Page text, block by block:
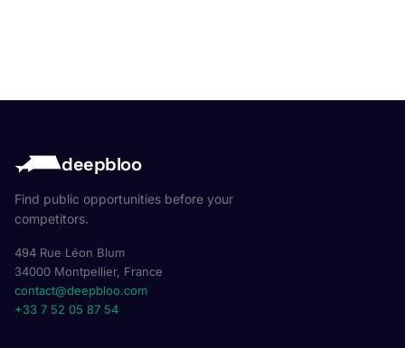
deepbloo
Find public opportunities before your
competitors.
494 Rue Léon Blum
34000 Montpellier, France
contact@deepbloo.com
+33 7 52 05 87 54